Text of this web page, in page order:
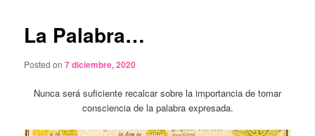
La Palabra…
Posted on7 diciembre, 2020
Nunca será suficiente recalcar sobre la importancia de tomar
consciencia de la palabra expresada.